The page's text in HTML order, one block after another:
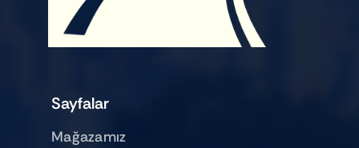
Sayfalar
Mağazamız